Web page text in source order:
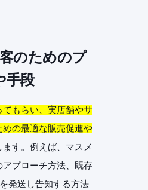
のためのプ
手段
もらい、実店舗やサ
の最適な販売促進や
す。例えば、マスメ
プローチ方法、既存
発送し告知する方法